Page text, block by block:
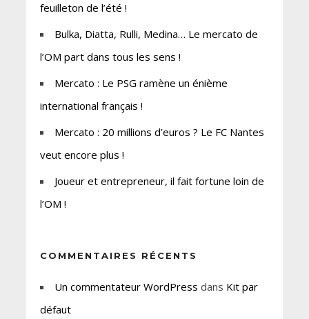
feuilleton de l’été !
Bulka, Diatta, Rulli, Medina… Le mercato de
l’OM part dans tous les sens !
Mercato : Le PSG ramène un énième
international français !
Mercato : 20 millions d’euros ? Le FC Nantes
veut encore plus !
Joueur et entrepreneur, il fait fortune loin de
l’OM !
COMMENTAIRES RÉCENTS
Un commentateur WordPress dans Kit par
défaut